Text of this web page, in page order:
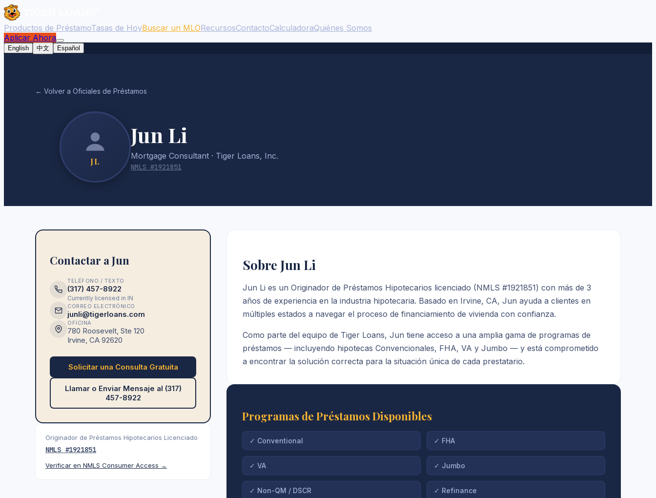
Productos de PréstamoTasas de HoyBuscar un MLORecursosContactoCalculadoraQuiénes Somos
Aplicar Ahora
English 中文 Español
← Volver a Oficiales de Préstamos
JL
Jun Li
Mortgage Consultant · Tiger Loans, Inc.
NMLS #1921851
Contactar a Jun
TELÉFONO / TEXTO
(317) 457-8922
Currently licensed in IN
CORREO ELECTRÓNICO
junli@tigerloans.com
OFICINA
780 Roosevelt, Ste 120
Irvine, CA 92620
Solicitar una Consulta Gratuita
Llamar o Enviar Mensaje al (317)
457-8922
Originador de Préstamos Hipotecarios Licenciado
NMLS #1921851
Verificar en NMLS Consumer Access →
Sobre Jun Li
Jun Li es un Originador de Préstamos Hipotecarios licenciado (NMLS #1921851) con más de 3
años de experiencia en la industria hipotecaria. Basado en Irvine, CA, Jun ayuda a clientes en
múltiples estados a navegar el proceso de financiamiento de vivienda con confianza.
Como parte del equipo de Tiger Loans, Jun tiene acceso a una amplia gama de programas de
préstamos — incluyendo hipotecas Convencionales, FHA, VA y Jumbo — y está comprometido
a encontrar la solución correcta para la situación única de cada prestatario.
Programas de Préstamos Disponibles
✓ Conventional ✓ FHA
✓ VA ✓ Jumbo
✓ Non-QM / DSCR ✓ Refinance